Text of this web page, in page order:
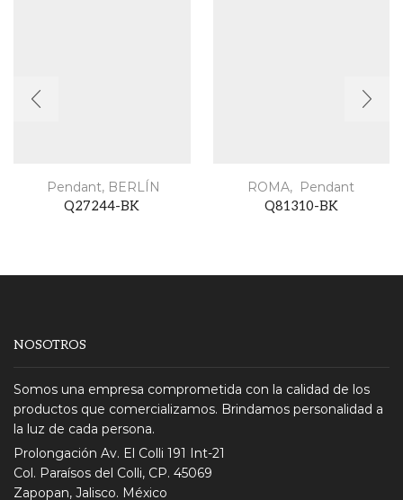
Pendant, BERLÍN
Q27244-BK
ROMA, Pendant
Q81310-BK
NOSOTROS
Somos una empresa comprometida con la calidad de los
productos que comercializamos. Brindamos personalidad a
la luz de cada persona.
Prolongación Av. El Colli 191 Int-21
Col. Paraísos del Colli, CP. 45069
Zapopan, Jalisco. México